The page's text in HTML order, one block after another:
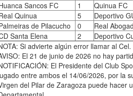
Sancos FC
1 Quinua FC
Quinua
5 Deportivo
de Pilacucho
0 Real
Santa Elena
2 Deportivo
Si advierte algún error llamar al
El 21 de junio de 2026 no hay
El Presidente del Club
entre ambos el 14/06/2026, por la
del Pilar de Zaragoza puede hacer